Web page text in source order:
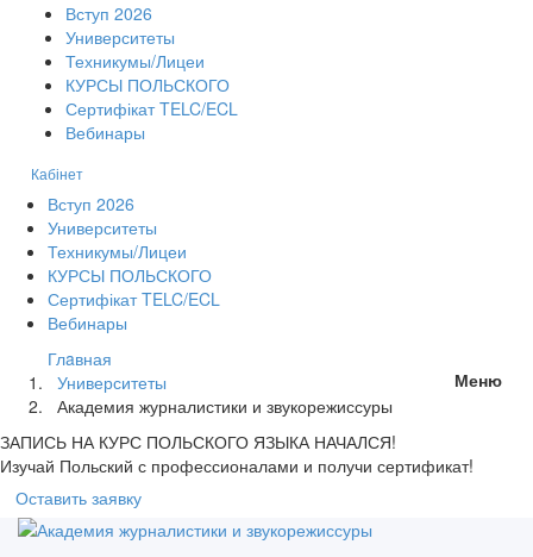
Вступ 2026
Университеты
Техникумы/Лицеи
КУРСЫ ПОЛЬСКОГО
Сертифікат TELC/ECL
Вебинары
Кабінет
Вступ 2026
Университеты
Техникумы/Лицеи
КУРСЫ ПОЛЬСКОГО
Сертифікат TELC/ECL
Вебинары
Меню
Глaвная
Университеты
Академия журналистики и звукорежиссуры
ЗАПИСЬ НА КУРС ПОЛЬСКОГО ЯЗЫКА НАЧАЛСЯ!
Изучай Польский с профессионалами и получи сертификат!
Оставить заявку